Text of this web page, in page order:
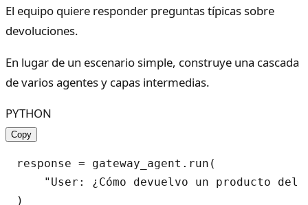
El equipo quiere responder preguntas típicas sobre
devoluciones.
En lugar de un escenario simple, construye una cascada
de varios agentes y capas intermedias.
PYTHON
Copy
response = gateway_agent.run(
"User: ¿Cómo devuelvo un producto del